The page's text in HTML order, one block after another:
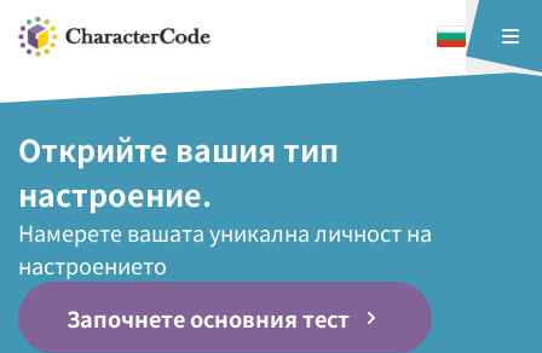
Открийте вашия тип
настроение.
Намерете вашата уникална личност на
настроението
Започнете основния тест